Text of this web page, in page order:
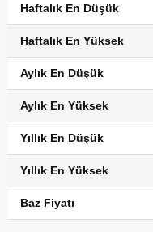
Haftalık En Düşük
Haftalık En Yüksek
Aylık En Düşük
Aylık En Yüksek
Yıllık En Düşük
Yıllık En Yüksek
Baz Fiyatı